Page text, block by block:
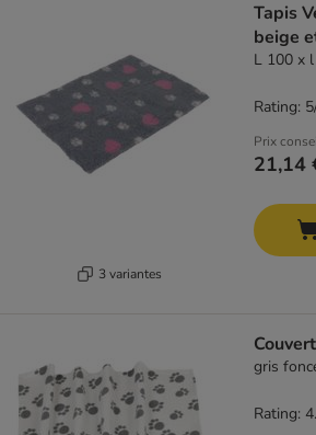
3 variantes
Tapis
beige
L 100 x
Prix
21,14
Rating:
gris
Rating: